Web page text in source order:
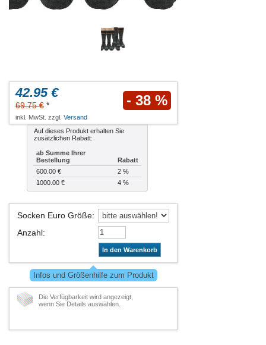
42.95 €
69.75 € * - 38 %
inkl. MwSt. zzgl. Versand
Auf dieses Produkt erhalten Sie
zusätzlichen Rabatt:
ab Summe Ihrer
Bestellung
Rabatt
600.00 €
2 %
1000.00 €
4 %
Socken Euro Größe:
Anzahl:
In den Warenkorb
Infos und Größenhilfe zum Produkt
Die Verfügbarkeit wird angezeigt,
wenn Sie Details auswählen.